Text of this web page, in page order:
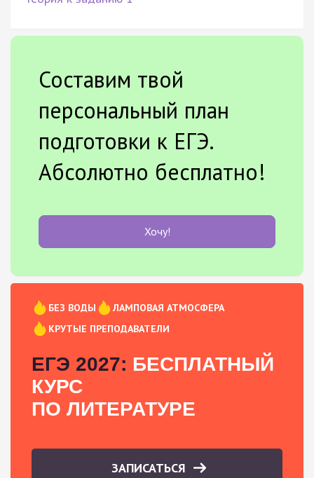
Составим твой
персональный план
подготовки к ЕГЭ.
Абсолютно бесплатно!
Хочу!
БЕЗ ВОДЫ
ЛАМПОВАЯ АТМОСФЕРА
КРУТЫЕ ПРЕПОДАВАТЕЛИ
ЕГЭ 2027: БЕСПЛАТНЫЙ
КУРС
ПО ЛИТЕРАТУРЕ
ЗАПИСАТЬСЯ